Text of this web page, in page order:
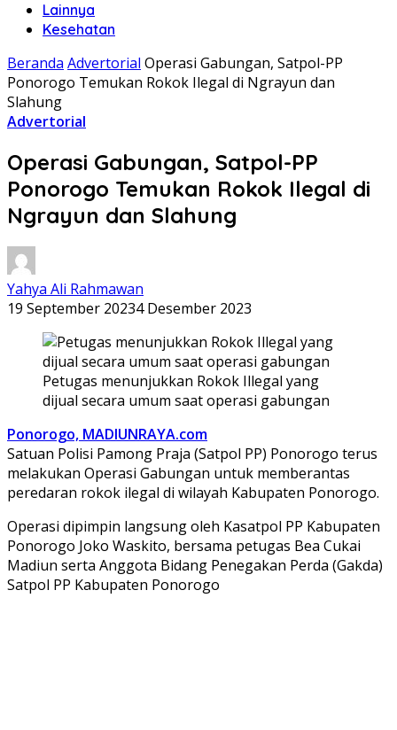
Lainnya
Kesehatan
Beranda Advertorial Operasi Gabungan, Satpol-PP
Ponorogo Temukan Rokok Ilegal di Ngrayun dan
Slahung
Advertorial
Operasi Gabungan, Satpol-PP
Ponorogo Temukan Rokok Ilegal di
Ngrayun dan Slahung
Yahya Ali Rahmawan
19 September 20234 Desember 2023
Petugas menunjukkan Rokok Illegal yang
dijual secara umum saat operasi gabungan
Ponorogo, MADIUNRAYA.com
Satuan Polisi Pamong Praja (Satpol PP) Ponorogo terus
melakukan Operasi Gabungan untuk memberantas
peredaran rokok ilegal di wilayah Kabupaten Ponorogo.
Operasi dipimpin langsung oleh Kasatpol PP Kabupaten
Ponorogo Joko Waskito, bersama petugas Bea Cukai
Madiun serta Anggota Bidang Penegakan Perda (Gakda)
Satpol PP Kabupaten Ponorogo